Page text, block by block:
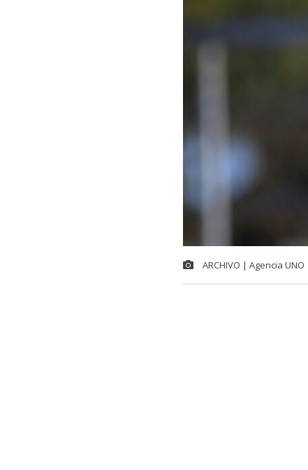
ARCHIVO | Agencia UNO